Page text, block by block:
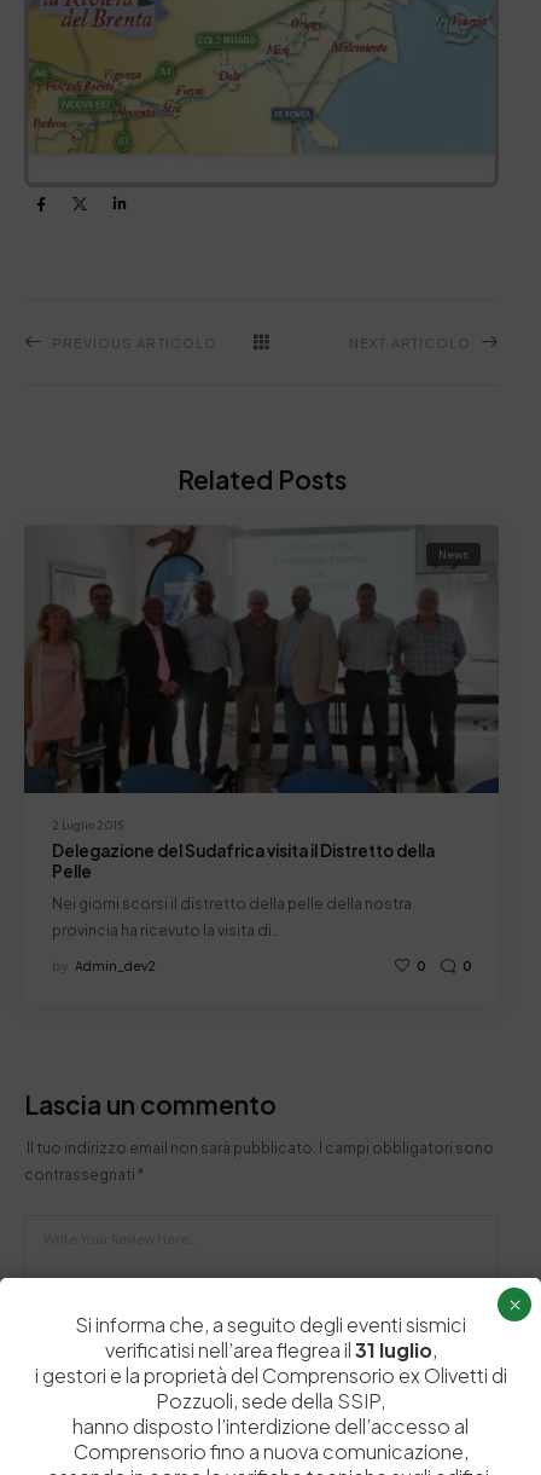
PREVIOUS ARTICOLO NEXT ARTICOLO
Related Posts
2 Luglio 2015
News
Delegazione del Sudafrica visita il Distretto della
Pelle
Nei giorni scorsi il distretto della pelle della nostra
provincia ha ricevuto la visita di…
by Admin_dev2 0 0
Lascia un commento
Il tuo indirizzo email non sarà pubblicato. I campi obbligatori sono
contrassegnati *
Si informa che, a seguito degli eventi sismici
verificatisi nell’area flegrea il31 luglio,
i gestori e la proprietà del Comprensorio ex Olivetti di
Pozzuoli, sede della SSIP,
hanno disposto l’interdizione dell’accesso al
Comprensorio fino a nuova comunicazione,
×